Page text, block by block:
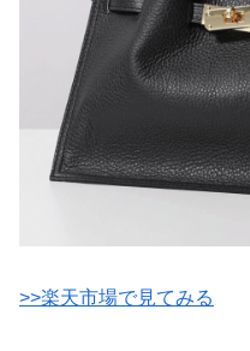
>>楽天市場で見てみる